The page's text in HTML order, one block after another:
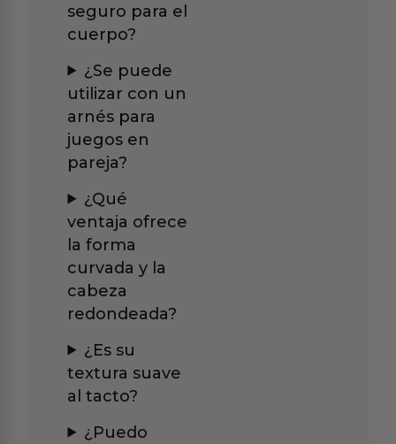
seguro para el
cuerpo?
¿Se puede
utilizar con un
arnés para
juegos en
pareja?
¿Qué
ventaja ofrece
la forma
curvada y la
cabeza
redondeada?
¿Es su
textura suave
al tacto?
¿Puedo